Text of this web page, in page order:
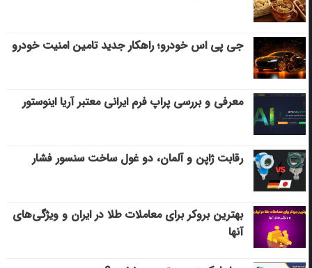
جی پی اس خودرو؛ راهکار جدید تامین امنیت خودرو
معرفی و بررسی پراپ فرم ایرانی معتبر آریا اینوستور
رقابت ژاپن و آلمان، دو غول ساخت سنسور فشار
بهترین بروکر برای معاملات طلا در ایران و ویژگی‌های
آنها